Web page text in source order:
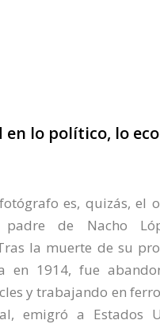
lo político, lo
es, quizás, el
padre de Nacho
la muerte de su
en 1914, fue
y trabajando en
emigró a Estados